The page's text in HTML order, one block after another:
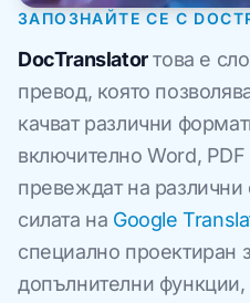
ЗАПОЗНАЙТЕ СЕ С
DocTranslatorтова е
превод, която
качват различни
включително Word,
превеждат на
силата на Google
специално проектиран
допълнителни функции,